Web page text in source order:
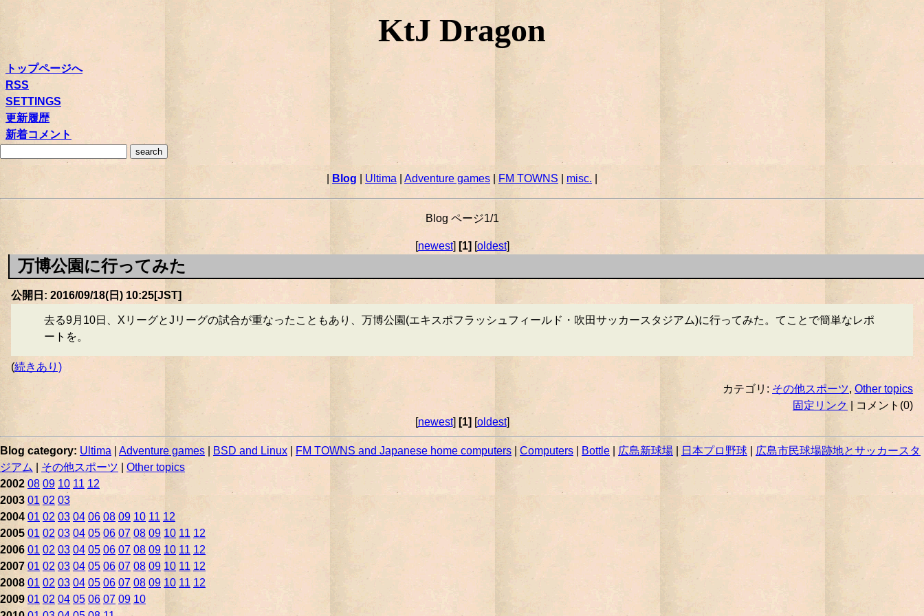
KtJ Dragon
トップページへ
RSS
SETTINGS
更新履歴
新着コメント
Blog Ultima Adventure games FM TOWNS misc.
Blog ページ1/1
[newest] [1] [oldest]
万博公園に行ってみた
公開日: 2016/09/18(日) 10:25[JST]
去る9月10日、XリーグとJリーグの試合が重なったこともあり、万博公園(エキスポフラッシュフィールド・吹田サッカースタジアム)に行ってみた。てことで簡単なレポ
ートを。
(続きあり)
カテゴリ: その他スポーツ, Other topics
固定リンク
| コメント(0)
[newest] [1] [oldest]
Blog category: Ultima Adventure games BSD and Linux FM TOWNS and Japanese home computers Computers Bottle 広島新球場 日本プロ野球
広島市民球場跡地とサッカースタ
ジアム
その他スポーツ
Other topics
2002 08 09 10 11 12
2003 01 02 03
2004 01 02 03 04 06 08 09 10 11 12
2005 01 02 03 04 05 06 07 08 09 10 11 12
2006 01 02 03 04 05 06 07 08 09 10 11 12
2007 01 02 03 04 05 06 07 08 09 10 11 12
2008 01 02 03 04 05 06 07 08 09 10 11 12
2009 01 02 04 05 06 07 09 10